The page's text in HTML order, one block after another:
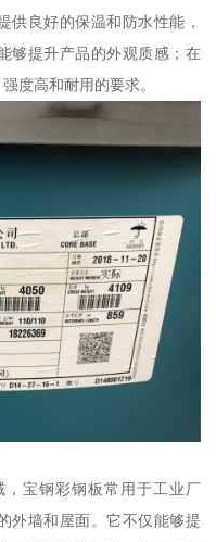
供良好的保温和防水性能，
够提升产品的外观质感；在
度高和耐用的要求。
宝钢彩钢板常用于工业厂
外墙和屋面。它不仅能够提